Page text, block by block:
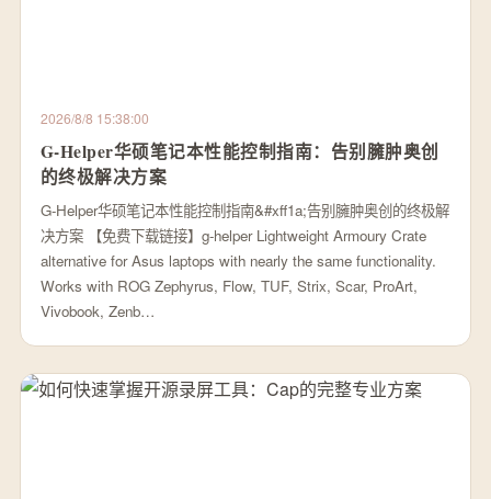
2026/8/8 15:38:00
G-Helper华硕笔记本性能控制指南：告别臃肿奥创
的终极解决方案
G-Helper华硕笔记本性能控制指南&#xff1a;告别臃肿奥创的终极解
决方案 【免费下载链接】g-helper Lightweight Armoury Crate
alternative for Asus laptops with nearly the same functionality.
Works with ROG Zephyrus, Flow, TUF, Strix, Scar, ProArt,
Vivobook, Zenb…